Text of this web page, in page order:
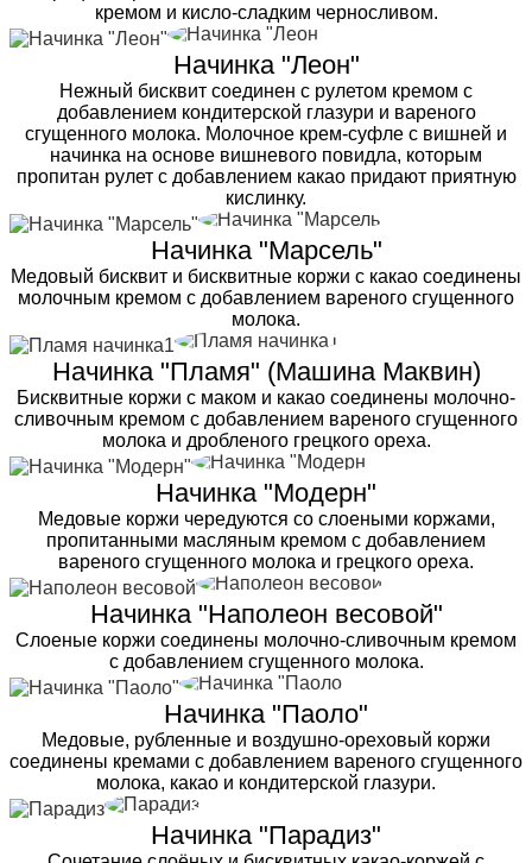
кремом и кисло-сладким черносливом.
Начинка "Леон"
Нежный бисквит соединен с рулетом кремом с
добавлением кондитерской глазури и вареного
сгущенного молока. Молочное крем-суфле с вишней и
начинка на основе вишневого повидла, которым
пропитан рулет с добавлением какао придают приятную
кислинку.
Начинка "Марсель"
Медовый бисквит и бисквитные коржи с какао соединены
молочным кремом с добавлением вареного сгущенного
молока.
Начинка "Пламя" (Машина Маквин)
Бисквитные коржи с маком и какао соединены молочно-
сливочным кремом с добавлением вареного сгущенного
молока и дробленого грецкого ореха.
Начинка "Модерн"
Медовые коржи чередуются со слоеными коржами,
пропитанными масляным кремом с добавлением
вареного сгущенного молока и грецкого ореха.
Начинка "Наполеон весовой"
Слоеные коржи соединены молочно-сливочным кремом
с добавлением сгущенного молока.
Начинка "Паоло"
Медовые, рубленные и воздушно-ореховый коржи
соединены кремами с добавлением вареного сгущенного
молока, какао и кондитерской глазури.
Начинка "Парадиз"